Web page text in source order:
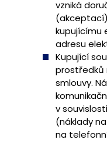
vzniká
kupujícímu
adresu
Kupující
prostředků
smlouvy.
v
(náklady
na